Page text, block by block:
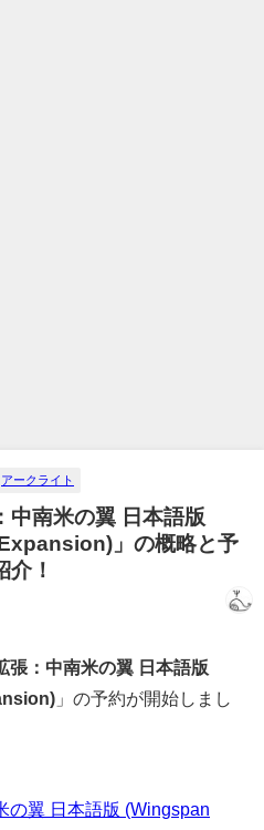
アークライト
中南米の翼 日本語版
」の概略と予
介！
張：中南米の翼 日本語版
」の予約が開始しまし
の翼 日本語版 (Wingspan